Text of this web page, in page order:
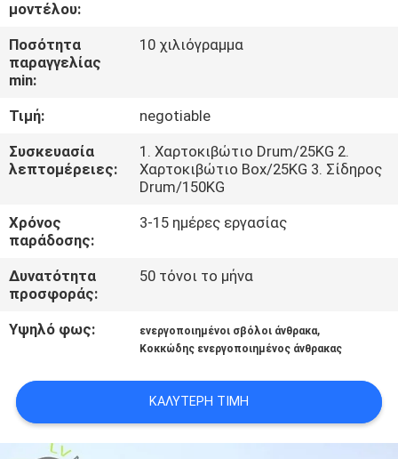
ΜΕ
ΕΜΆΣ
ΣΤΟ
ΕΡΓΟΣΤΆΣΙΟ
ΠΟΙΟΤΙΚΌΣ
ΈΛΕΓΧΟΣ
ΕΠΙΚΟΙΝΩΝΉΣΤΕ
ΜΑΖΊ
ΕΙΔΉΣΕΙΣ
μοντέλου:
Ποσότητα
παραγγελίας
min:
10 χιλιόγραμμα
Τιμή:
negotiable
Συσκευασία
λεπτομέρειες:
1. Χαρτοκιβώτιο Drum/25KG 2.
Χαρτοκιβώτιο Box/25KG 3. Σίδηρος
Drum/150KG
Χρόνος
παράδοσης:
3-15 ημέρες εργασίας
Δυνατότητα
προσφοράς:
50 τόνοι το μήνα
Υψηλό φως: ενεργοποιημένοι σβόλοι άνθρακα,
Κοκκώδης ενεργοποιημένος άνθρακας
ΚΑΛΎΤΕΡΗ ΤΙΜΉ